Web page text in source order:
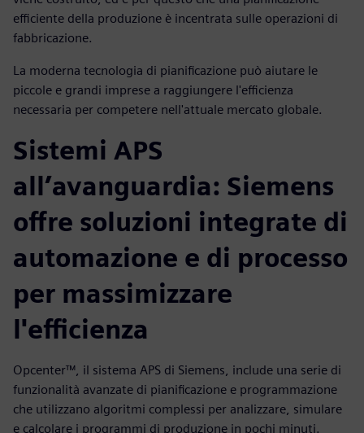
efficiente della produzione è incentrata sulle operazioni di
fabbricazione.
La moderna tecnologia di pianificazione può aiutare le
piccole e grandi imprese a raggiungere l'efficienza
necessaria per competere nell'attuale mercato globale.
Sistemi APS
all’avanguardia: Siemens
offre soluzioni integrate di
automazione e di processo
per massimizzare
l'efficienza
Opcenter™, il sistema APS di Siemens, include una serie di
funzionalità avanzate di pianificazione e programmazione
che utilizzano algoritmi complessi per analizzare, simulare
e calcolare i programmi di produzione in pochi minuti.